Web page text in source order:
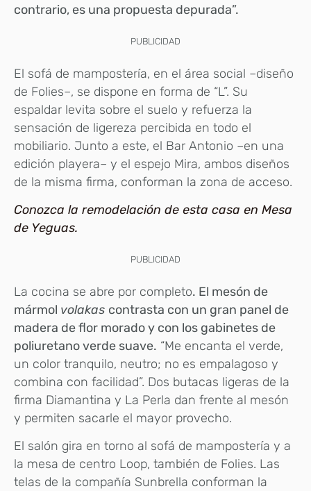
contrario, es una propuesta depurada”.
PUBLICIDAD
El sofá de mampostería, en el área social –diseño
de Folies–, se dispone en forma de “L”. Su
espaldar levita sobre el suelo y refuerza la
sensación de ligereza percibida en todo el
mobiliario. Junto a este, el Bar Antonio –en una
edición playera– y el espejo Mira, ambos diseños
de la misma firma, conforman la zona de acceso.
Conozca la remodelación de esta casa en Mesa
de Yeguas.
PUBLICIDAD
La cocina se abre por completo. El mesón de
mármol volakas contrasta con un gran panel de
madera de flor morado y con los gabinetes de
poliuretano verde suave. “Me encanta el verde,
un color tranquilo, neutro; no es empalagoso y
combina con facilidad”. Dos butacas ligeras de la
firma Diamantina y La Perla dan frente al mesón
y permiten sacarle el mayor provecho.
El salón gira en torno al sofá de mampostería y a
la mesa de centro Loop, también de Folies. Las
telas de la compañía Sunbrella conforman la